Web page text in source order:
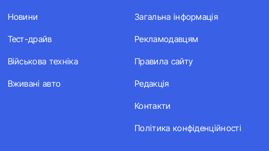
Новини
Тест-драйв
Військова техніка
Вживані авто
Загальна інформація
Рекламодавцям
Правила сайту
Редакція
Контакти
Політика конфіденційності